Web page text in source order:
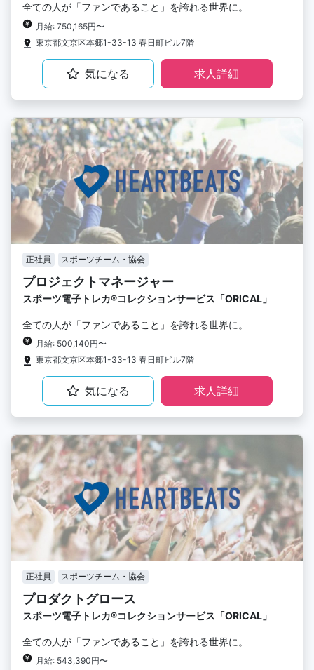
全ての人が「ファンであること」を誇れる世界に。
月給: 750,165円〜
東京都文京区本郷1-33-13 春日町ビル7階
気になる 求人詳細
正社員 スポーツチーム・協会
プロジェクトマネージャー
スポーツ電子トレカ®︎コレクションサービス「ORICAL」
全ての人が「ファンであること」を誇れる世界に。
月給: 500,140円〜
東京都文京区本郷1-33-13 春日町ビル7階
気になる 求人詳細
正社員 スポーツチーム・協会
プロダクトグロース
スポーツ電子トレカ®︎コレクションサービス「ORICAL」
全ての人が「ファンであること」を誇れる世界に。
月給: 543,390円〜